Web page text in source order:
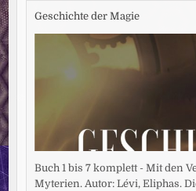
Geschichte der Magie
Buch 1 bis 7 komplett - Mit den
Myterien. Autor: Lévi, Eliphas.